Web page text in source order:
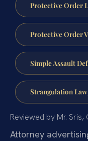
Protective Order
Protective Order
Simple Assault
Strangulation
Reviewed by Mr. Sris,
Attorney